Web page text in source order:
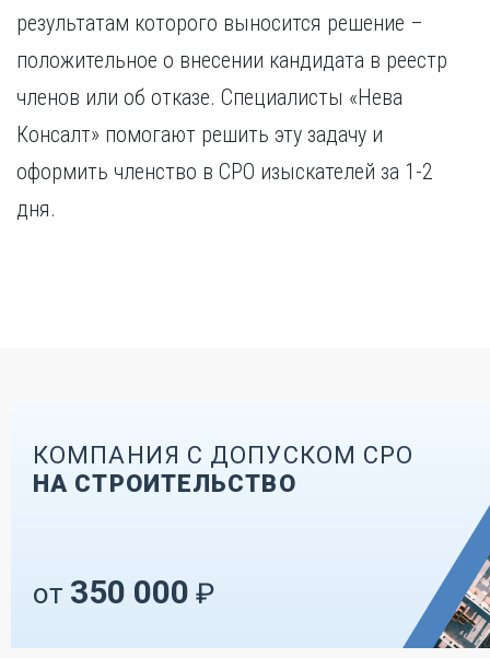
результатам которого выносится решение –
положительное о внесении кандидата в реестр
членов или об отказе. Специалисты «Нева
Консалт» помогают решить эту задачу и
оформить членство в СРО изыскателей за 1-2
дня.
КОМПАНИЯ С ДОПУСКОМ СРО
НА СТРОИТЕЛЬСТВО
от 350 000 ₽